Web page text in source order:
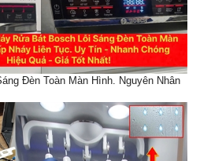
Đèn Toàn Màn Hình. Nguyên Nhân